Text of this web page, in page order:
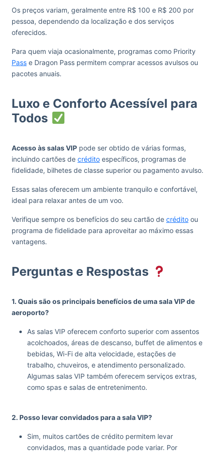
Os preços variam, geralmente entre R$ 100 e R$ 200 por
pessoa, dependendo da localização e dos serviços
oferecidos.
Para quem viaja ocasionalmente, programas como Priority
Pass e Dragon Pass permitem comprar acessos avulsos ou
pacotes anuais.
Luxo e Conforto Acessível para
Todos
Acesso às salas VIP pode ser obtido de várias formas,
incluindo cartões de crédito específicos, programas de
fidelidade, bilhetes de classe superior ou pagamento avulso.
Essas salas oferecem um ambiente tranquilo e confortável,
ideal para relaxar antes de um voo.
Verifique sempre os benefícios do seu cartão de crédito ou
programa de fidelidade para aproveitar ao máximo essas
vantagens.
Perguntas e Respostas
1. Quais são os principais benefícios de uma sala VIP de
aeroporto?
As salas VIP oferecem conforto superior com assentos
acolchoados, áreas de descanso, buffet de alimentos e
bebidas, Wi-Fi de alta velocidade, estações de
trabalho, chuveiros, e atendimento personalizado.
Algumas salas VIP também oferecem serviços extras,
como spas e salas de entretenimento.
2. Posso levar convidados para a sala VIP?
Sim, muitos cartões de crédito permitem levar
convidados, mas a quantidade pode variar. Por